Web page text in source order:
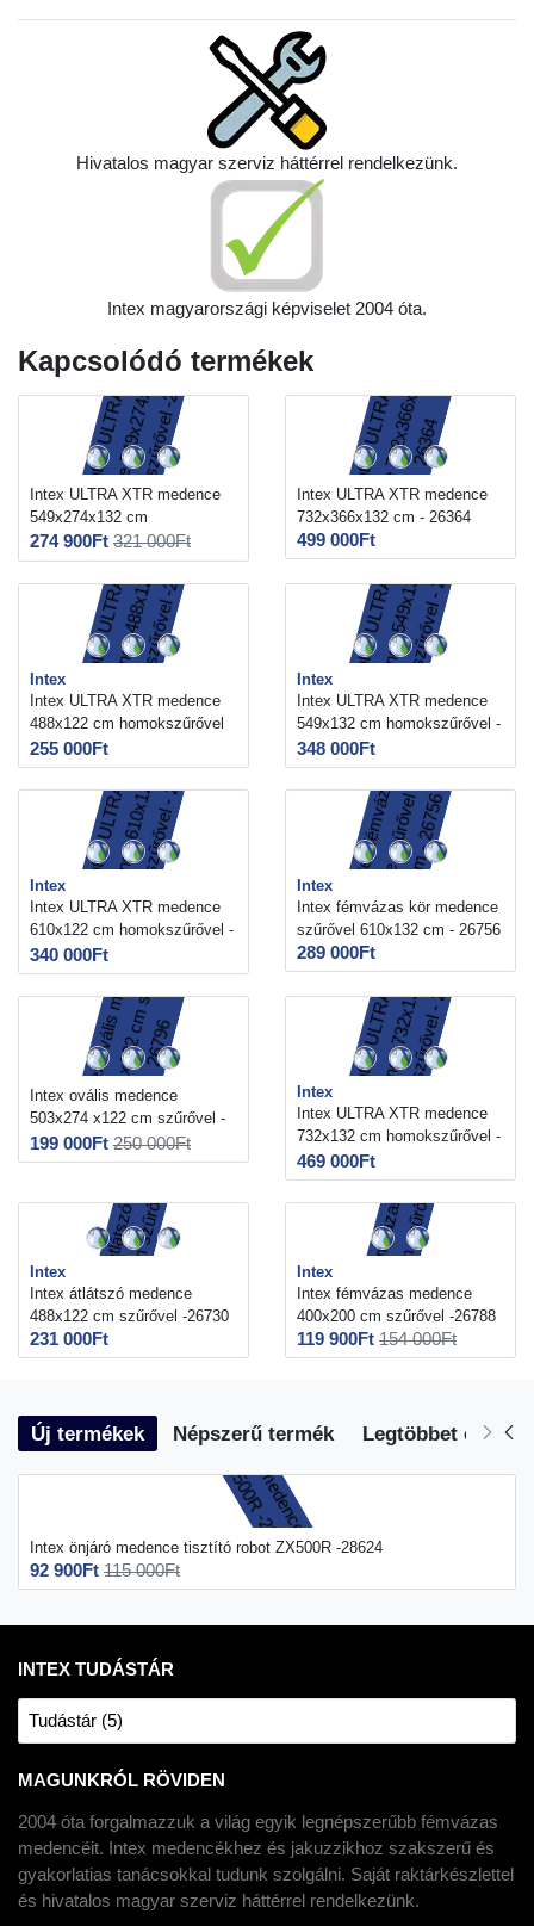
Hivatalos magyar szerviz háttérrel rendelkezünk.
Intex magyarországi képviselet 2004 óta.
Kapcsolódó termékek
549x274x132 cm
homokszűrővel -26356
274 900Ft 321 000Ft
732x366x132 cm - 26364
499 000Ft
Intex
488x122 cm homokszűrővel
-26326
255 000Ft
Intex
549x132 cm homokszűrővel -
26330
348 000Ft
Intex
610x122 cm homokszűrővel -
26334
340 000Ft
Intex
szűrővel 610x132 cm - 26756
289 000Ft
503x274 x122 cm szűrővel -
26796
199 000Ft 250 000Ft
Intex
732x132 cm homokszűrővel -
26340
469 000Ft
Intex
488x122 cm szűrővel -26730
231 000Ft
Intex
400x200 cm szűrővel -26788
119 900Ft 154 000Ft
Új termékek Népszerű termék Legtöbbet eladott
Intex önjáró medence tisztító robot ZX500R -28624
92 900Ft 115 000Ft
INTEX TUDÁSTÁR
Tudástár (5)
MAGUNKRÓL RÖVIDEN
2004 óta forgalmazzuk a világ egyik legnépszerűbb fémvázas
medencéit. Intex medencékhez és jakuzzikhoz szakszerű és
gyakorlatias tanácsokkal tudunk szolgálni. Saját raktárkészlettel
és hivatalos magyar szerviz háttérrel rendelkezünk.